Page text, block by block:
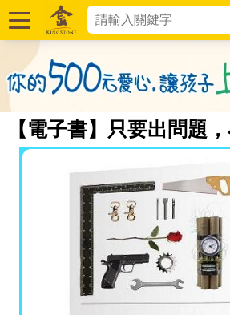
【電子書】只要出問題